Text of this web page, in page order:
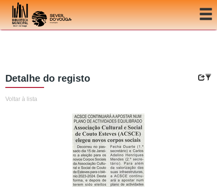
Ir para o conteúdo
Detalhe do registo
Voltar à lista